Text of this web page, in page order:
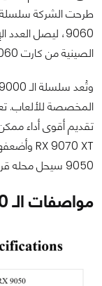
الصينية من كارت RX 9060.
تقديم أقوى أداء
9050 سيحل محله قريبًا.
مواصفات الـ RX 9050 المُشاعة